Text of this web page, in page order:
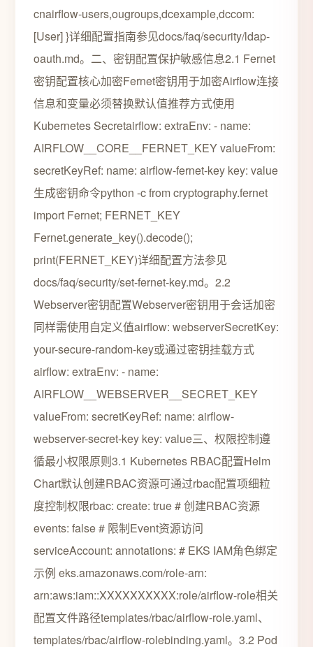
cnairflow-users,ougroups,dcexample,dccom:
[User] }详细配置指南参见docs/faq/security/ldap-
oauth.md。二、密钥配置保护敏感信息2.1 Fernet
密钥配置核心加密Fernet密钥用于加密Airflow连接
信息和变量必须替换默认值推荐方式使用
Kubernetes Secretairflow: extraEnv: - name:
AIRFLOW__CORE__FERNET_KEY valueFrom:
secretKeyRef: name: airflow-fernet-key key: value
生成密钥命令python -c from cryptography.fernet
import Fernet; FERNET_KEY
Fernet.generate_key().decode();
print(FERNET_KEY)详细配置方法参见
docs/faq/security/set-fernet-key.md。2.2
Webserver密钥配置Webserver密钥用于会话加密
同样需使用自定义值airflow: webserverSecretKey:
your-secure-random-key或通过密钥挂载方式
airflow: extraEnv: - name:
AIRFLOW__WEBSERVER__SECRET_KEY
valueFrom: secretKeyRef: name: airflow-
webserver-secret-key key: value三、权限控制遵
循最小权限原则3.1 Kubernetes RBAC配置Helm
Chart默认创建RBAC资源可通过rbac配置项细粒
度控制权限rbac: create: true # 创建RBAC资源
events: false # 限制Event资源访问
serviceAccount: annotations: # EKS IAM角色绑定
示例 eks.amazonaws.com/role-arn:
arn:aws:iam::XXXXXXXXXX:role/airflow-role相关
配置文件路径templates/rbac/airflow-role.yaml、
templates/rbac/airflow-rolebinding.yaml。3.2 Pod